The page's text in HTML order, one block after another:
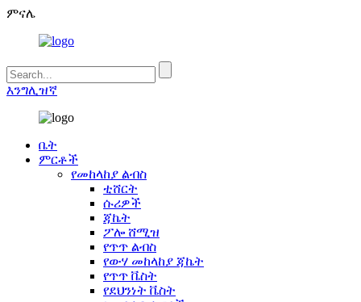
ምናሌ
እንግሊዝኛ
ቤት
ምርቶች
የመከላከያ ልብስ
ቲሸርት
ሱሪዎች
ጃኬት
ፖሎ ሸሚዝ
የጥጥ ልብስ
የውሃ መከላከያ ጃኬት
የጥጥ ቬስት
የደህንነት ቬስት